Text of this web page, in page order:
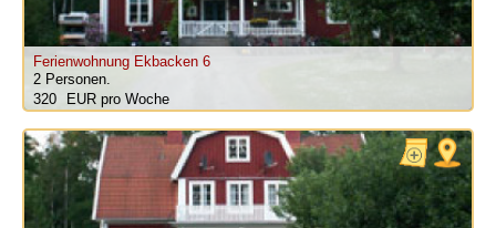
Ferienwohnung Ekbacken 6
2 Personen.
320
pro Woche